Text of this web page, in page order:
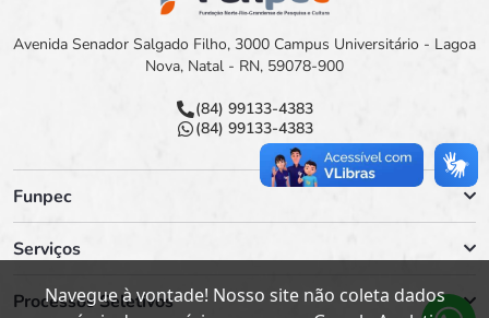
Avenida Senador Salgado Filho, 3000 Campus Universitário - Lagoa
Nova, Natal - RN, 59078-900
(84) 99133-4383
(84) 99133-4383
Funpec
Serviços
Processos Seletivos
Navegue à vontade! Nosso site não coleta dados